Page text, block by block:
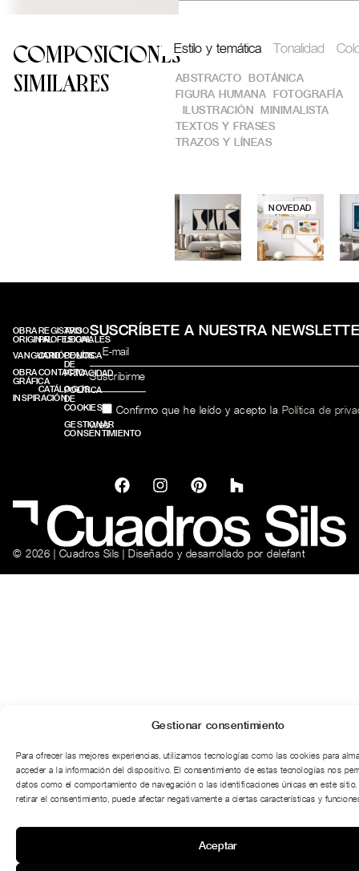
Gestionar consentimiento
Para ofrecer las mejores experiencias, utilizamos tecnologías como las cookies para
acceder a la información del dispositivo. El consentimiento de estas tecnologías nos
datos como el comportamiento de navegación o las identificaciones únicas en este
retirar el consentimiento, puede afectar negativamente a ciertas características y
Aceptar
COMPOSICIONES
SIMILARES
Estilo y temática Tonalidad
ABSTRACTO BOTÁNICA
FIGURA HUMANA FOTOGRAFÍA
ILUSTRACIÓN MINIMALISTA
TEXTOS Y FRASES
TRAZOS Y LÍNEAS
NOVEDAD
OBRA
ORIGINAL
VANGUARD
OBRA
GRÁFICA
INSPIRACIÓN
REGISTRO
PROFESIONALES
CONÓCENOS
CONTACTO
CATÁLOGOS
AVISO
LEGAL
POLÍTICA
DE
PRIVACIDAD
POLÍTICA
DE
COOKIES
GESTIONAR
CONSENTIMIENTO
SUSCRÍBETE A NUESTRA
Confirmo que he leído y acepto la Política de
web.
© 2026 | Cuadros Sils | Diseñado y desarrollado por delefant